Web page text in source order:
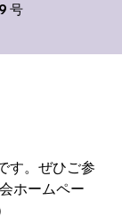
号
す。ぜひご参
ホームペー